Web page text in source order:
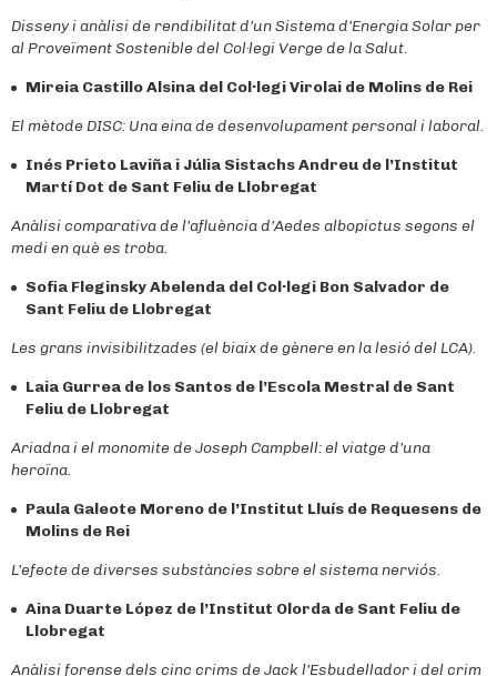
Disseny i anàlisi de rendibilitat d’un Sistema d’Energia Solar per
al Proveïment Sostenible del Col·legi Verge de la Salut.
Mireia Castillo Alsina del Col·legi Virolai de Molins de Rei
El mètode DISC: Una eina de desenvolupament personal i laboral.
Inés Prieto Laviña i Júlia Sistachs Andreu de l’Institut
Martí Dot de Sant Feliu de Llobregat
Anàlisi comparativa de l’afluència d’Aedes albopictus segons el
medi en què es troba.
Sofia Fleginsky Abelenda del Col·legi Bon Salvador de
Sant Feliu de Llobregat
Les grans invisibilitzades (el biaix de gènere en la lesió del LCA).
Laia Gurrea de los Santos de l’Escola Mestral de Sant
Feliu de Llobregat
Ariadna i el monomite de Joseph Campbell: el viatge d’una
heroïna.
Paula Galeote Moreno de l’Institut Lluís de Requesens de
Molins de Rei
L’efecte de diverses substàncies sobre el sistema nerviós.
Aina Duarte López de l’Institut Olorda de Sant Feliu de
Llobregat
Anàlisi forense dels cinc crims de Jack l’Esbudellador i del crim